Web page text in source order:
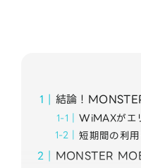
結論！
WiMAXがエ
短期間の利用
MONSTER